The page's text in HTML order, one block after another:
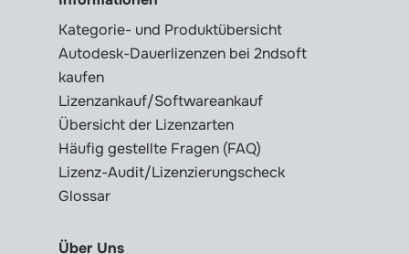
Kategorie- und Produktübersicht
Autodesk-Dauerlizenzen bei 2ndsoft
kaufen
Lizenzankauf/Softwareankauf
Übersicht der Lizenzarten
Häufig gestellte Fragen (FAQ)
Lizenz-Audit/Lizenzierungscheck
Glossar
Über Uns